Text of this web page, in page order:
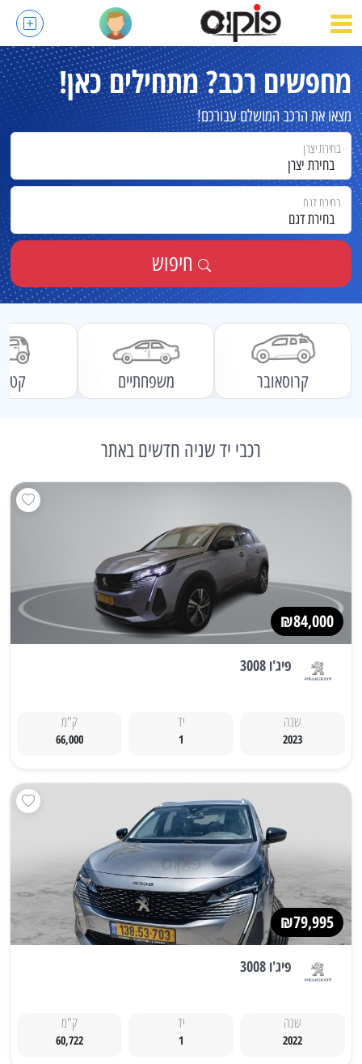
מחפשים רכב?מתחילים כאן!
מצאו את הרכב המושלם עבורכם!
בחירת יצרן
בחירת יצרן
בחירת דגם
בחירת דגם
קרוסאובר משפחתיים
רכבי יד שניה חדשים באתר
₪84,000
פיג'ו 3008
שנה
2023
יד
1
ק"מ
66,000
₪79,995
פיג'ו 3008
שנה
2022
יד
1
ק"מ
60,722